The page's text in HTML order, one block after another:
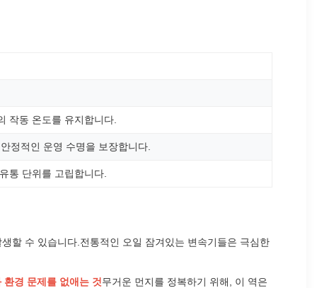
작동 온도를 유지합니다.
정적인 운영 수명을 보장합니다.
통 단위를 고립합니다.
할 수 있습니다.전통적인 오일 잠겨있는 변속기들은 극심한
환경 문제를 없애는 것무거운 먼지를 정복하기 위해, 이 역은